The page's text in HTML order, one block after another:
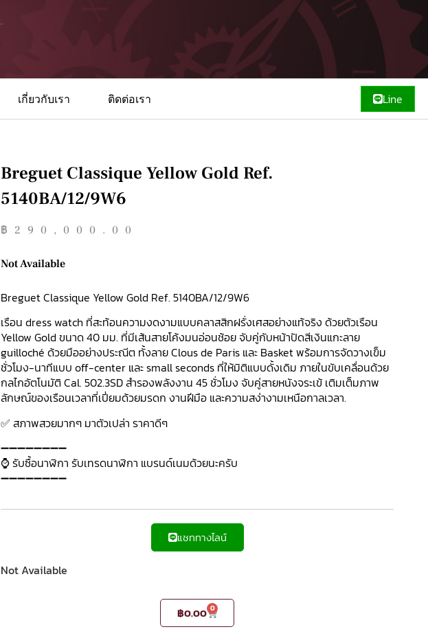
เกี่ยวกับเรา ติดต่อเรา Line
Breguet Classique Yellow Gold Ref.
5140BA/12/9W6
฿ 290,000.00
Not Available
Breguet Classique Yellow Gold Ref. 5140BA/12/9W6
เรือน dress watch ที่สะท้อนความงดงามแบบคลาสสิกฝรั่งเศสอย่างแท้จริง ด้วยตัวเรือน
Yellow Gold ขนาด 40 มม. ที่มีเส้นสายโค้งมนอ่อนช้อย จับคู่กับหน้าปัดสีเงินแกะลาย
guilloché ด้วยมืออย่างประณีต ทั้งลาย Clous de Paris และ Basket พร้อมการจัดวางเข็ม
ชั่วโมง-นาทีแบบ off-center และ small seconds ที่ให้มิติแบบดั้งเดิม ภายในขับเคลื่อนด้วย
กลไกอัตโนมัติ Cal. 502.3SD สำรองพลังงาน 45 ชั่วโมง จับคู่สายหนังจระเข้ เติมเต็มภาพ
ลักษณ์ของเรือนเวลาที่เปี่ยมด้วยมรดก งานฝีมือ และความสง่างามเหนือกาลเวลา.
✅ สภาพสวยมากๆ มาตัวเปล่า ราคาดีๆ
➖➖➖➖➖➖➖➖
⌚ รับซื้อนาฬิกา รับเทรดนาฬิกา แบรนด์เนมด้วยนะครับ
➖➖➖➖➖➖➖➖
แชททางไลน์
Not Available
฿0.00 0